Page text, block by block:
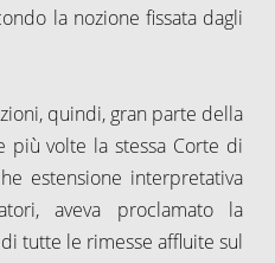
la nozione fissata dagli
quindi, gran parte della
più volte la stessa Corte di
estensione interpretativa
aveva proclamato la
tutte le rimesse affluite sul